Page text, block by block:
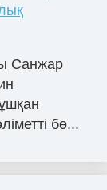
Санжар
бө...